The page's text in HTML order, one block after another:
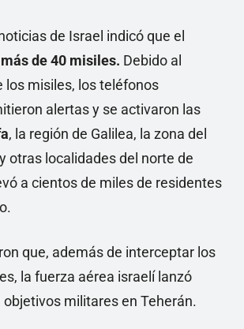
de Israel indicó que el
más de 40 misiles. Debido al
los misiles, los teléfonos
alertas y se activaron las
, la región de Galilea, la zona del
otras localidades del norte de
a cientos de miles de residentes
que, además de interceptar los
la fuerza aérea israelí lanzó
militares en Teherán.